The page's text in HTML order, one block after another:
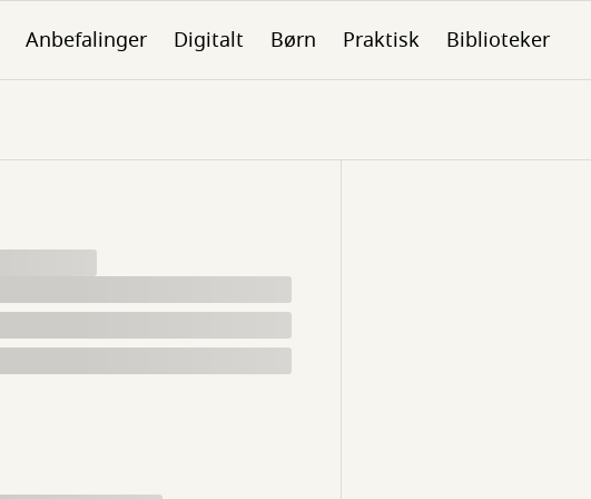
Anbefalinger Digitalt Børn Praktisk Biblioteker